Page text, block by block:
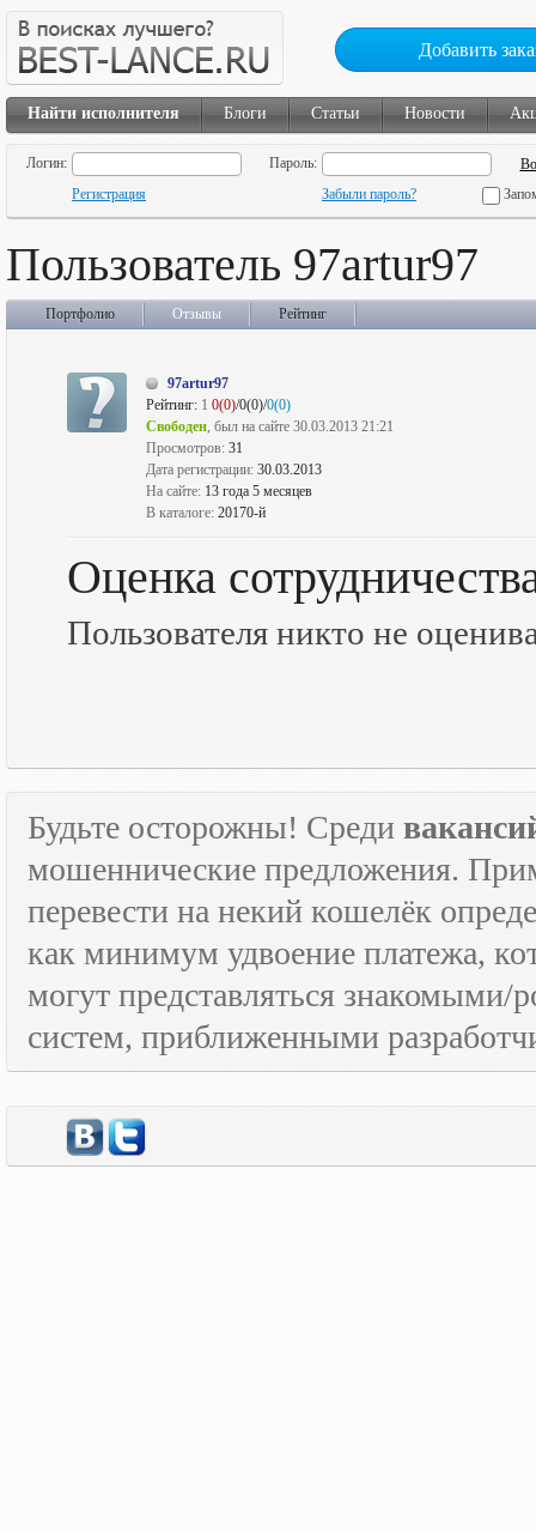
Добавить
Найти исполнителя Блоги Статьи Новости
Логин:
Пароль:
Регистрация
Забыли пароль?
Пользователь 97artur97
Портфолио Отзывы Рейтинг
97artur97
Рейтинг: 1 0(0)/0(0)/0(0)
Свободен, был на сайте 30.03.2013 21:21
Просмотров: 31
Дата регистрации: 30.03.2013
На сайте: 13 года 5 месяцев
В каталоге: 20170-й
Оценка
Пользователя никто не
Будьте осторожны! Среди
мошеннические предложения.
перевести на некий кошелёк
как минимум удвоение платежа,
могут представляться знакомыми/
систем, приближенными